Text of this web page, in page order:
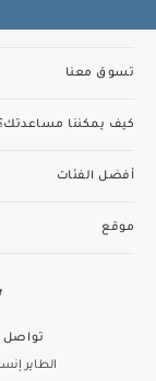
تسوق معنا
كيف يمكننا
أفضل الفئات
موقع
الطاير
تواصل